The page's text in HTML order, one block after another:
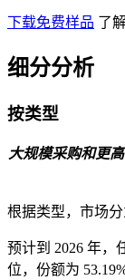
下载免费样品 了
细分分析
按类型
大规模采购和更
根据类型，市场
预计到 2026 年，
位，份额为